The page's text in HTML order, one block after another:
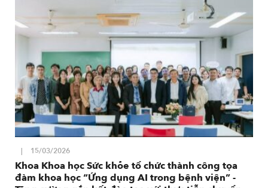
15/03/2026
Khoa Khoa học Sức khỏe tổ chức thành công tọa
đàm khoa học “Ứng dụng AI trong bệnh viện” -